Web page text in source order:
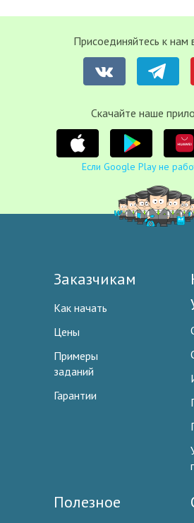
Присоединяйтесь к нам
Cкачайте наше
Если Google Play не
Заказчикам
Как начать
Цены
Примеры
заданий
Гарантии
Полезное